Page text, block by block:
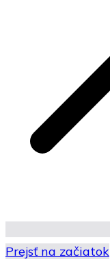
Prejsť na začiatok